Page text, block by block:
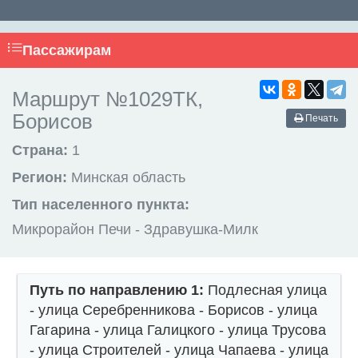
Пассажирам
Печать
Маршрут №1029ТК,
Борисов
Страна: 1
Регион: Минская область
Тип населенного пункта:
Микрорайон Печи - Здравушка-Милк
Путь по направлению 1: Подлесная улица
- улица Серебренникова - Борисов - улица
Гагарина - улица Галицкого - улица Трусова
- улица Строителей - улица Чапаева - улица